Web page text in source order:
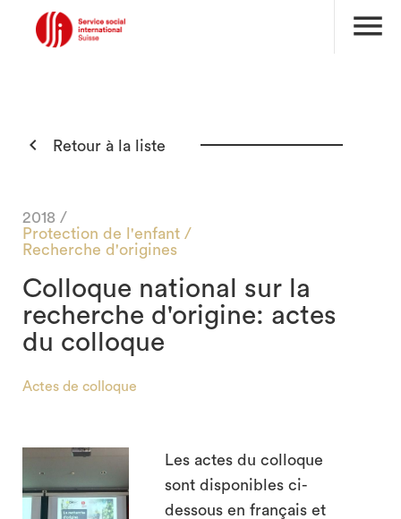
menu
 Retour à la liste
2018 /
Protection de l'enfant /
Recherche d'origines
Colloque national sur la
recherche d'origine: actes
du colloque
Actes de colloque
Les actes du colloque
sont disponibles ci-
dessous en français et